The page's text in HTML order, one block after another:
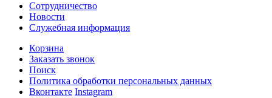
Сотрудничество
Новости
Служебная информация
Корзина
Заказать звонок
Поиск
Политика обработки персональных данных
Вконтакте Instagram